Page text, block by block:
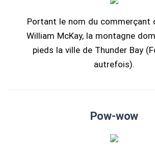
Portant le nom du commerçant
William McKay, la montagne
pieds la ville de Thunder Bay
autrefois).
Pow-wow